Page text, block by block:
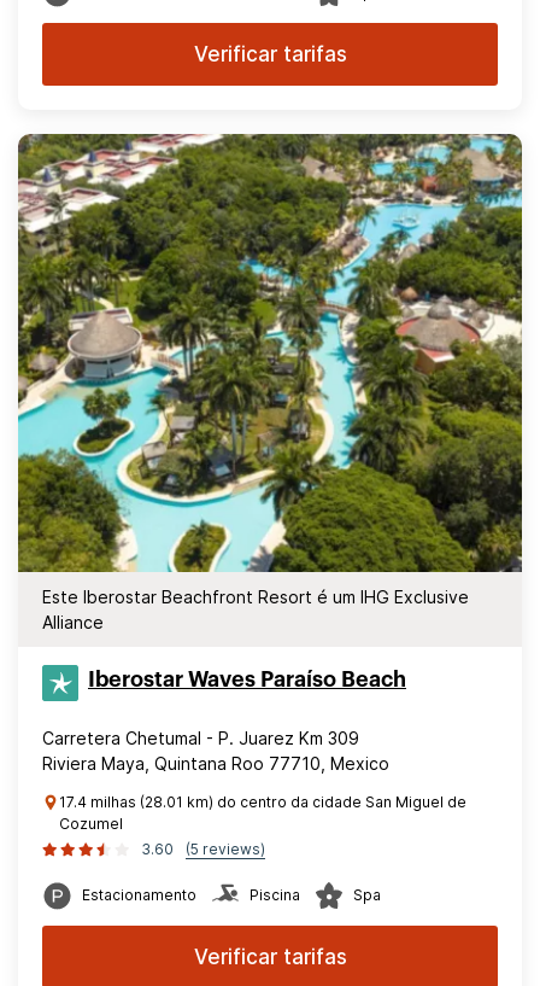
Verificar tarifas
Este Iberostar Beachfront Resort é um IHG Exclusive
Alliance
Iberostar Waves Paraíso Beach
Carretera Chetumal - P. Juarez Km 309
Riviera Maya, Quintana Roo 77710, Mexico
17.4 milhas (28.01 km) do centro da cidade San Miguel de
Cozumel
3.60
(5 reviews)
Estacionamento Piscina Spa
Verificar tarifas